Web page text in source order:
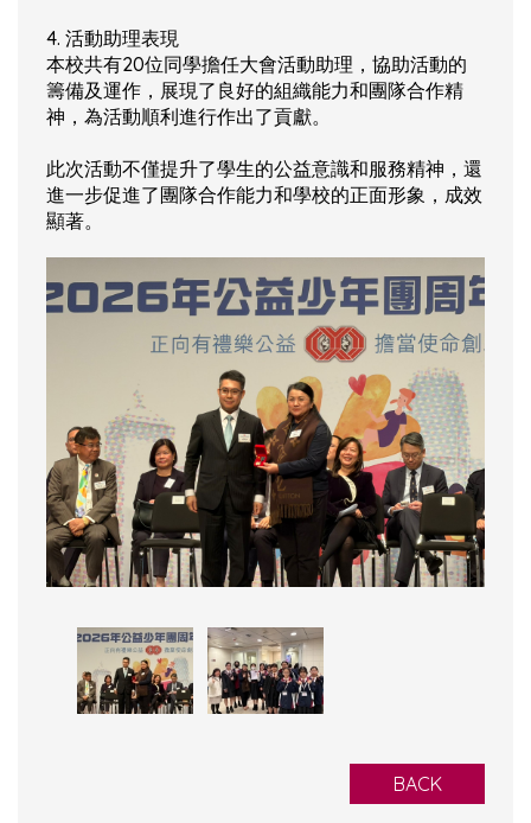
4. 活動助理表現
本校共有20位同學擔任大會活動助理，協助活動的
籌備及運作，展現了良好的組織能力和團隊合作精
神，為活動順利進行作出了貢獻。
此次活動不僅提升了學生的公益意識和服務精神，還
進一步促進了團隊合作能力和學校的正面形象，成效
顯著。
BACK